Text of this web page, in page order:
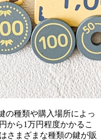
の種類や購入場所によっ
から1万円程度かかるこ
さまざまな種類の鍵が販